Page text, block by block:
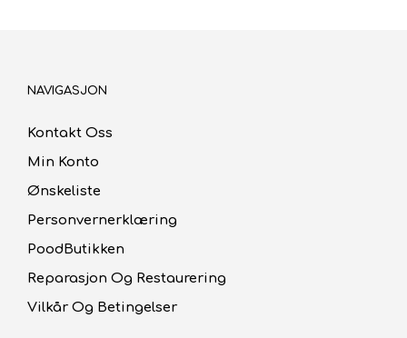
NAVIGASJON
Kontakt Oss
Min Konto
Ønskeliste
Personvernerklæring
PoodButikken
Reparasjon Og Restaurering
Vilkår Og Betingelser